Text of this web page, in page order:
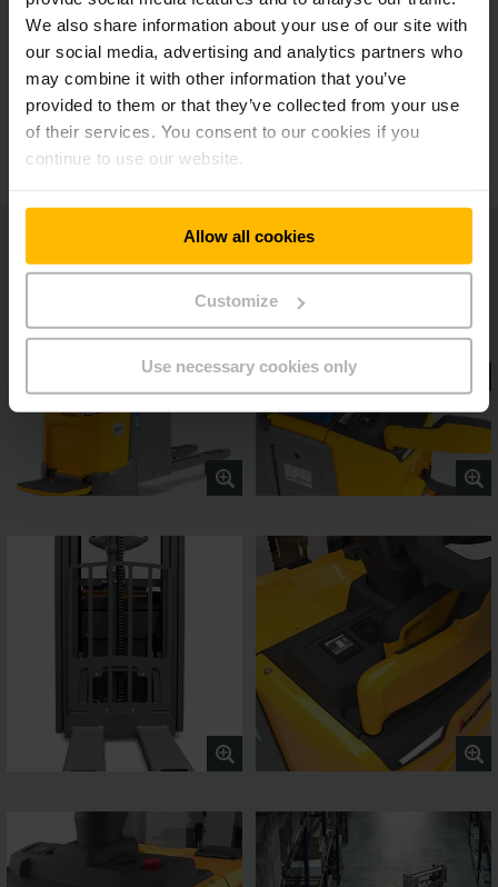
We also share information about your use of our site with
our social media, advertising and analytics partners who
may combine it with other information that you’ve
provided to them or that they’ve collected from your use
of their services. You consent to our cookies if you
continue to use our website.
Allow all cookies
Customize
Use necessary cookies only
Ανύψωση βοηθητικών βραχιόνων για
διαφορετικές χρήσεις
Πρόσθετος εξοπλισμός